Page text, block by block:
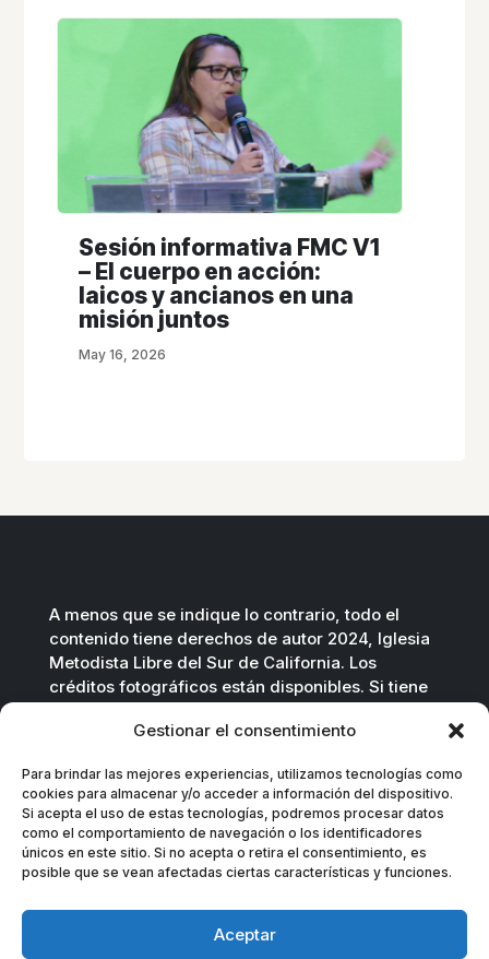
Gestionar el consentimiento
Para brindar las mejores experiencias, utilizamos tecnologías como
cookies para almacenar y/o acceder a información del dispositivo.
Si acepta el uso de estas tecnologías, podremos procesar datos
como el comportamiento de navegación o los identificadores
únicos en este sitio. Si no acepta o retira el consentimiento, es
posible que se vean afectadas ciertas características y funciones.
Aceptar
Sesión informativa FMC V1
– El cuerpo en acción:
laicos y ancianos en una
misión juntos
May 16, 2026
A menos que se indique lo contrario, todo el
contenido tiene derechos de autor 2024, Iglesia
Metodista Libre del Sur de California. Los
créditos fotográficos están disponibles. Si tiene
Contáctenos por correo electrónico.